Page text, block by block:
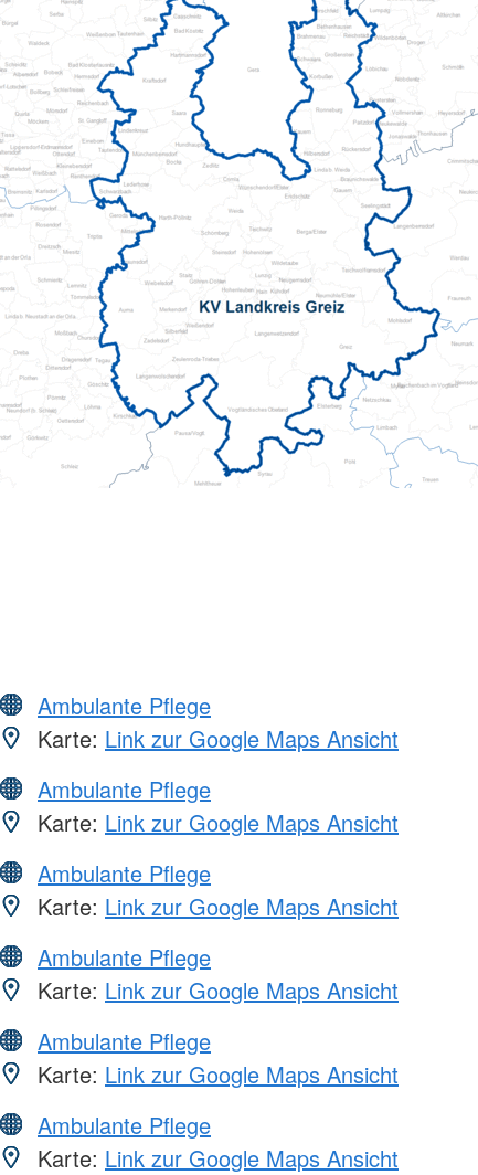
Ambulante Pflege
Karte: Link zur Google Maps Ansicht
Ambulante Pflege
Karte: Link zur Google Maps Ansicht
Ambulante Pflege
Karte: Link zur Google Maps Ansicht
Ambulante Pflege
Karte: Link zur Google Maps Ansicht
Ambulante Pflege
Karte: Link zur Google Maps Ansicht
Ambulante Pflege
Karte: Link zur Google Maps Ansicht